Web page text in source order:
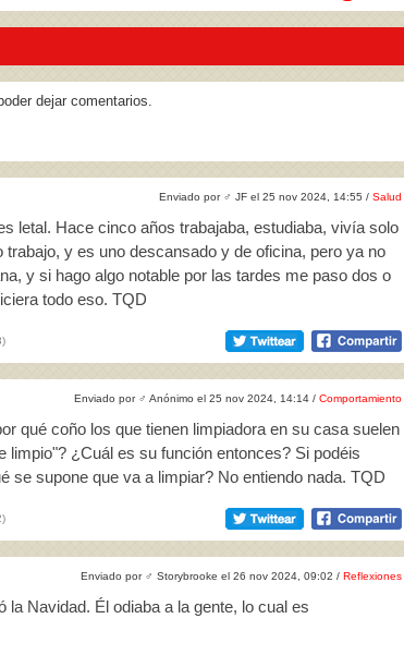
dejar comentarios.
Enviado por ♂ JF el 25 nov 2024, 14:55 / Salud
letal. Hace cinco años trabajaba, estudiaba, vivía solo
y es uno descansado y de oficina, pero ya no
y si hago algo notable por las tardes me paso dos o
todo eso. TQD
Enviado por ♂ Anónimo el 25 nov 2024, 14:14 / Comportamiento
qué coño los que tienen limpiadora en su casa suelen
limpio"? ¿Cuál es su función entonces? Si podéis
se supone que va a limpiar? No entiendo nada. TQD
Enviado por ♂ Storybrooke el 26 nov 2024, 09:02 / Reflexiones
Navidad. Él odiaba a la gente, lo cual es